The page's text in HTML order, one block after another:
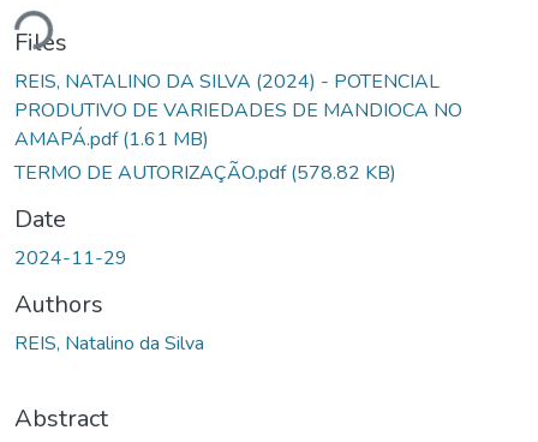
Files
REIS, NATALINO DA SILVA (2024) - POTENCIAL
PRODUTIVO DE VARIEDADES DE MANDIOCA NO
AMAPÁ.pdf(1.61 MB)
TERMO DE AUTORIZAÇÃO.pdf(578.82 KB)
Date
2024-11-29
Authors
REIS, Natalino da Silva
Abstract